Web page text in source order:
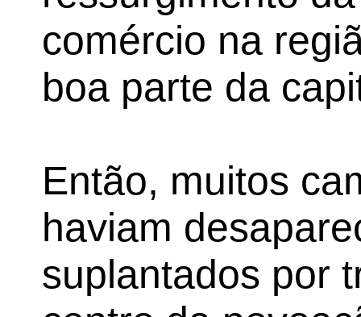
comércio na
boa parte da
Então, muitos
haviam
suplantados por